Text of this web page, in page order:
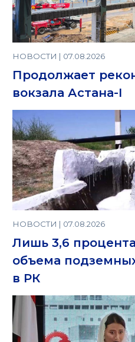
НОВОСТИ | 07.08.2026
Продолжает
вокзала Астана-I
НОВОСТИ | 07.08.2026
Лишь 3,6
объема
в РК